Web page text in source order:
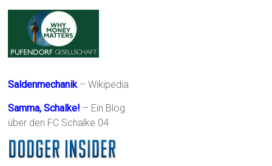
Saldenmechanik– Wikipedia
Samma, Schalke! – Ein Blog
über den FC Schalke 04